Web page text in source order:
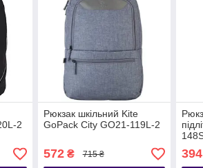
2
Рюкзак шкільний Kite
GoPack Сity GO21-119L-2
572₴ 715 ₴